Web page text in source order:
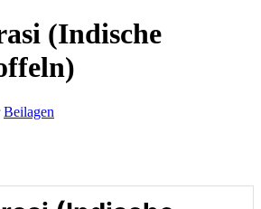
(Indische
Beilagen